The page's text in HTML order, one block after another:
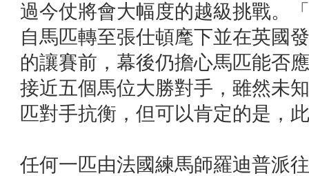
過今仗將會大幅度的越級挑戰。
自馬匹轉至張仕頓麾下並在英國
的讓賽前，幕後仍擔心馬匹能否
接近五個馬位大勝對手，雖然未
匹對手抗衡，但可以肯定的是，
任何一匹由法國練馬師羅迪普派